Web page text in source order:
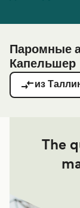
Паромные
Капельшер
из
The